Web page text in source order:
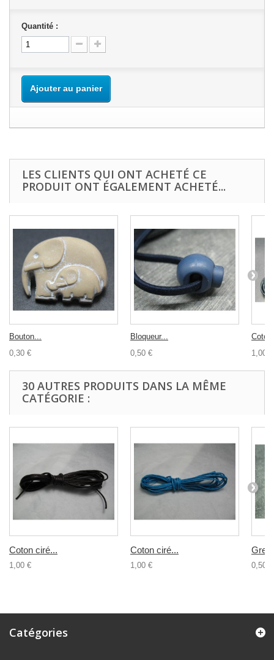
Quantité :
Ajouter au panier
LES CLIENTS QUI ONT ACHETÉ CE
PRODUIT ONT ÉGALEMENT ACHETÉ...
Bouton...
0,30 €
Bloqueur...
0,50 €
1,00 €
30 AUTRES PRODUITS DANS LA MÊME
CATÉGORIE :
Coton ciré...
1,00 €
Coton ciré...
1,00 € 0,50 €
Catégories